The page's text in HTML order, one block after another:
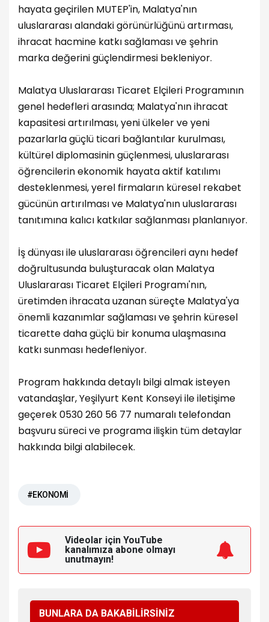
hayata geçirilen MUTEP'in, Malatya'nın
uluslararası alandaki görünürlüğünü artırması,
ihracat hacmine katkı sağlaması ve şehrin
marka değerini güçlendirmesi bekleniyor.
Malatya Uluslararası Ticaret Elçileri Programının
genel hedefleri arasında; Malatya'nın ihracat
kapasitesi artırılması, yeni ülkeler ve yeni
pazarlarla güçlü ticari bağlantılar kurulması,
kültürel diplomasinin güçlenmesi, uluslararası
öğrencilerin ekonomik hayata aktif katılımı
desteklenmesi, yerel firmaların küresel rekabet
gücünün artırılması ve Malatya'nın uluslararası
tanıtımına kalıcı katkılar sağlanması planlanıyor.
İş dünyası ile uluslararası öğrencileri aynı hedef
doğrultusunda buluşturacak olan Malatya
Uluslararası Ticaret Elçileri Programı'nın,
üretimden ihracata uzanan süreçte Malatya'ya
önemli kazanımlar sağlaması ve şehrin küresel
ticarette daha güçlü bir konuma ulaşmasına
katkı sunması hedefleniyor.
Program hakkında detaylı bilgi almak isteyen
vatandaşlar, Yeşilyurt Kent Konseyi ile iletişime
geçerek 0530 260 56 77 numaralı telefondan
başvuru süreci ve programa ilişkin tüm detaylar
hakkında bilgi alabilecek.
#EKONOMİ
Videolar için YouTube
kanalımıza abone olmayı
unutmayın!
BUNLARA DA BAKABİLİRSİNİZ